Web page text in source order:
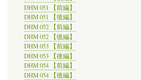
DHM 051 【前編】
DHM 051 【後編】
DHM 052 【前編】
DHM 052 【後編】
DHM 053 【前編】
DHM 053 【後編】
DHM 054 【前編】
DHM 054 【後編】